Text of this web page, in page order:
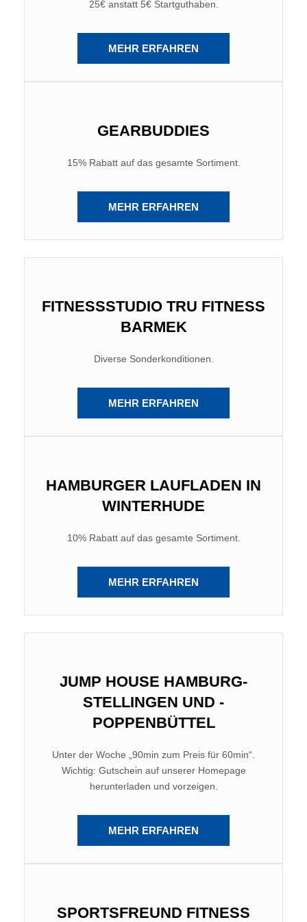
25€ anstatt 5€ Startguthaben.
MEHR ERFAHREN
GEARBUDDIES
15% Rabatt auf das gesamte Sortiment.
MEHR ERFAHREN
FITNESSSTUDIO TRU FITNESS
BARMEK
Diverse Sonderkonditionen.
MEHR ERFAHREN
HAMBURGER LAUFLADEN IN
WINTERHUDE
10% Rabatt auf das gesamte Sortiment.
MEHR ERFAHREN
JUMP HOUSE HAMBURG-
STELLINGEN UND -
POPPENBÜTTEL
Unter der Woche „90min zum Preis für 60min“.
Wichtig: Gutschein auf unserer Homepage
herunterladen und vorzeigen.
MEHR ERFAHREN
SPORTSFREUND FITNESS